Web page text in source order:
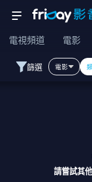
電視頻道 電影
篩選 電影
請嘗試其